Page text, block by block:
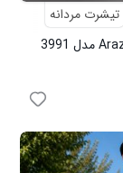
تیشرت مردانه